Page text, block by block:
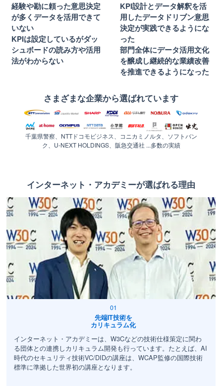
経験や勘に頼った意思決定
が多くデータを活用できて
いない
KPIは設定しているがダッ
シュボードの読み方や活用
法がわからない
KPI設計とデータ解釈を活
用したデータドリブン意思
決定が実践できるようにな
った
部門全体にデータ活用文化
を醸成し継続的な業績改善
を推進できるようになった
さまざまな企業から選ばれています
千葉県警察、NTTドコモビジネス、コニカミノルタ、ソフトバン
ク、U-NEXT HOLDINGS、阪急交通社 ...多数の実績
インターネット・アカデミーが選ばれる理由
先端IT技術を
カリキュラム化
インターネット・アカデミーは、W3Cなどの技術仕様策定に関わ
る団体との連携しカリキュラム開発も行っています。たとえば、AI
時代のセキュリティ技術VC/DIDの講座は、WCAP監修の国際技術
標準に準拠した世界初の講座となります。